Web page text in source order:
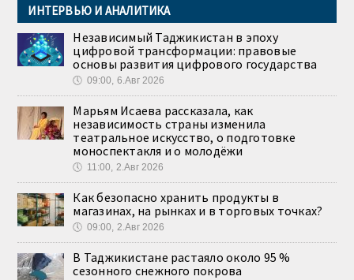
ИНТЕРВЬЮ И АНАЛИТИКА
Независимый Таджикистан в эпоху
цифровой трансформации: правовые
основы развития цифрового государства
🕔 09:00, 6.Авг 2026
Марьям Исаева рассказала, как
независимость страны изменила
театральное искусство, о подготовке
моноспектакля и о молодёжи
🕔 11:00, 2.Авг 2026
Как безопасно хранить продукты в
магазинах, на рынках и в торговых точках?
🕔 09:00, 2.Авг 2026
В Таджикистане растаяло около 95 %
сезонного снежного покрова